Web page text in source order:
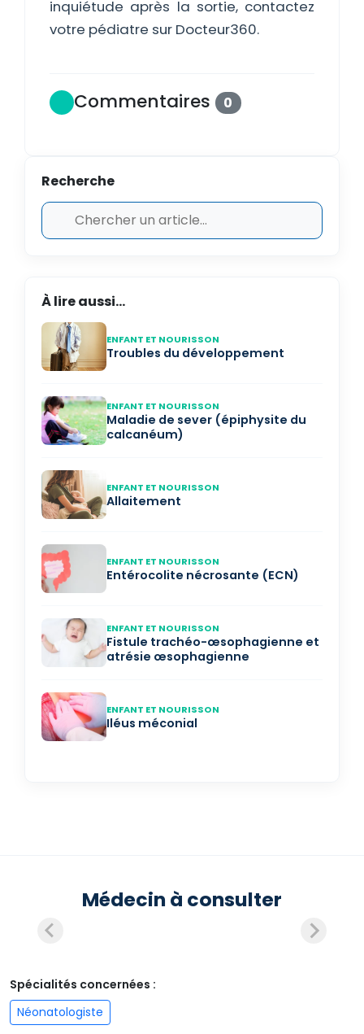
inquiétude après la sortie, contactez
votre pédiatre sur Docteur360.
Commentaires 0
Recherche
À lire aussi...
ENFANT ET NOURISSON
Troubles du développement
ENFANT ET NOURISSON
Maladie de sever (épiphysite du
calcanéum)
ENFANT ET NOURISSON
Allaitement
ENFANT ET NOURISSON
Entérocolite nécrosante (ECN)
ENFANT ET NOURISSON
Fistule trachéo-œsophagienne et
atrésie œsophagienne
ENFANT ET NOURISSON
Iléus méconial
Médecin à consulter
Spécialités concernées :
Néonatologiste